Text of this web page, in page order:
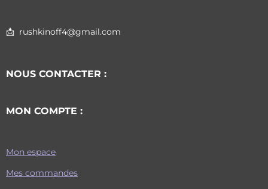
📩 rushkinoff4@gmail.com
NOUS CONTACTER :
MON COMPTE :
Mon espace
Mes commandes